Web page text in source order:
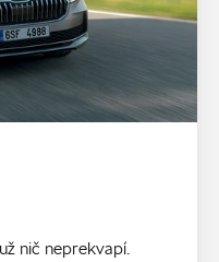
nič neprekvapí.